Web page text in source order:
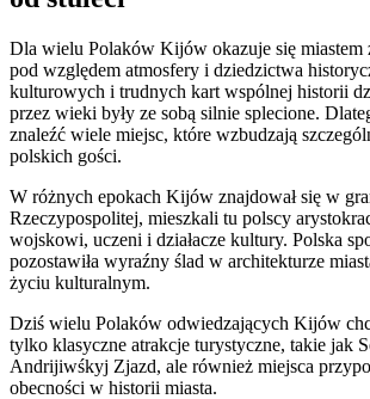
Dla wielu Polaków Kijów okazuje się miastem
pod względem atmosfery i dziedzictwa
kulturowych i trudnych kart wspólnej historii
przez wieki były ze sobą silnie splecione.
znaleźć wiele miejsc, które wzbudzają
polskich gości.
W różnych epokach Kijów znajdował się w
Rzeczypospolitej, mieszkali tu polscy
wojskowi, uczeni i działacze kultury. Polska
pozostawiła wyraźny ślad w architekturze
życiu kulturalnym.
Dziś wielu Polaków odwiedzających Kijów
tylko klasyczne atrakcje turystyczne, takie jak
Andrijiwśkyj Zjazd, ale również miejsca
obecności w historii miasta.